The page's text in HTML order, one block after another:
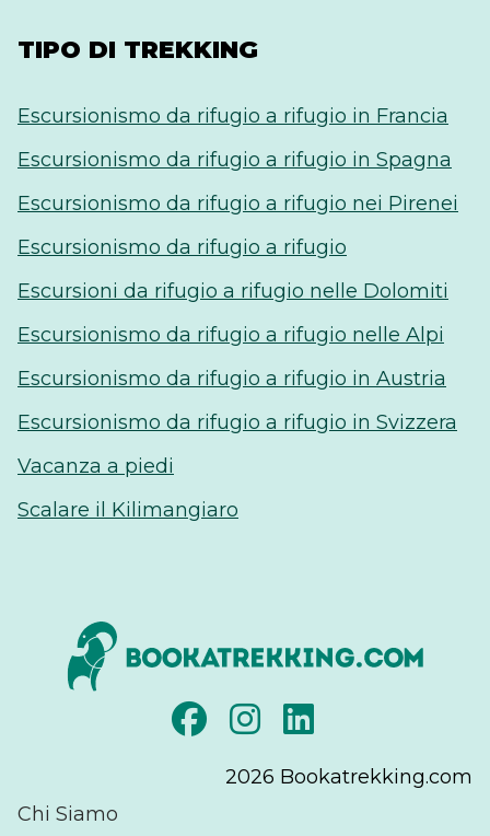
TIPO DI TREKKING
Escursionismo da rifugio a rifugio in Francia
Escursionismo da rifugio a rifugio in Spagna
Escursionismo da rifugio a rifugio nei Pirenei
Escursionismo da rifugio a rifugio
Escursioni da rifugio a rifugio nelle Dolomiti
Escursionismo da rifugio a rifugio nelle Alpi
Escursionismo da rifugio a rifugio in Austria
Escursionismo da rifugio a rifugio in Svizzera
Vacanza a piedi
Scalare il Kilimangiaro
2026 Bookatrekking.com
Chi Siamo